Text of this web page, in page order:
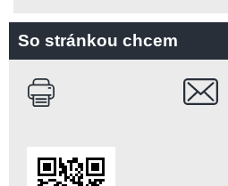
So stránkou chcem